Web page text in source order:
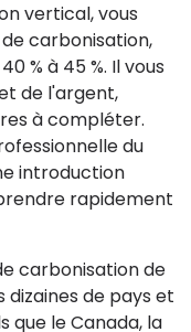
vertical, vous
carbonisation,
% à 45 %. Il vous
de l'argent,
à compléter.
du
introduction
rapidement
carbonisation de
de pays et
que le Canada, la